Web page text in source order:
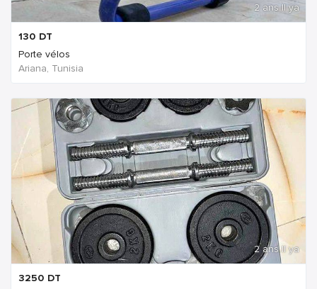
2 ans Il ya
130 DT
Porte vélos
Ariana, Tunisia
2 ans Il ya
3250 DT